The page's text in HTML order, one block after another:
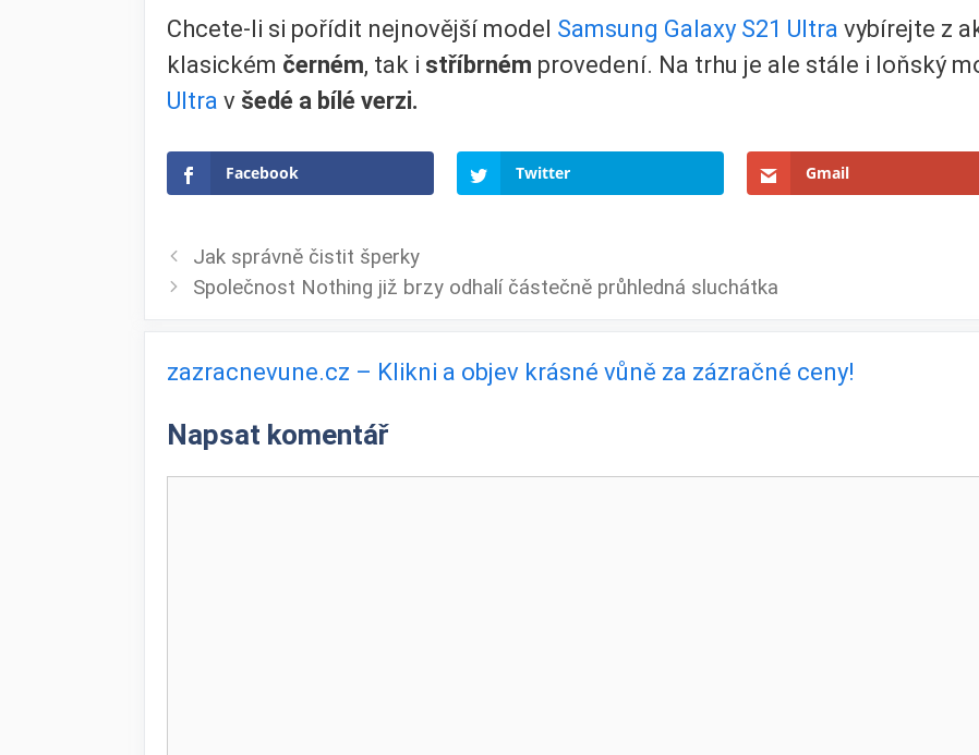
Chcete-li si pořídit nejnovější model Samsung Galaxy S21 Ultra vybírejte z
klasickém černém, tak i stříbrném provedení. Na trhu je ale stále i loňský
Ultra v šedé a bílé verzi.
Facebook Twitter Gmail
Jak správně čistit šperky
Společnost Nothing již brzy odhalí částečně průhledná sluchátka
zazracnevune.cz – Klikni a objev krásné vůně za zázračné ceny!
Napsat komentář